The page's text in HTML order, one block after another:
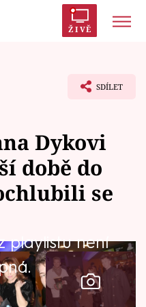
ŽIVĚ
SDÍLET
Dykovi
době do
se
playlistu není